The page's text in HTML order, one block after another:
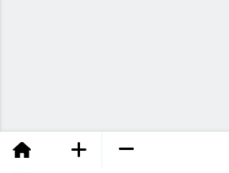
додано в кошик